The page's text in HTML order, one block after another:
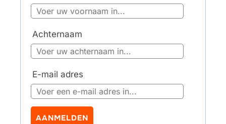
Achternaam
E-mail adres
AANMELDEN